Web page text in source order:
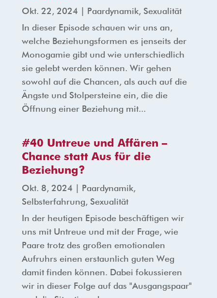
Okt. 22, 2024 Paardynamik, Sexualität
In dieser Episode schauen wir uns an,
welche Beziehungsformen es jenseits der
Monogamie gibt und wie unterschiedlich
sie gelebt werden können. Wir gehen
sowohl auf die Chancen, als auch auf die
Ängste und Stolpersteine ein, die die
Öffnung einer Beziehung mit...
#40 Untreue und Affären –
Chance statt Aus für die
Beziehung?
Okt. 8, 2024 Paardynamik,
Selbsterfahrung, Sexualität
In der heutigen Episode beschäftigen wir
uns mit Untreue und mit der Frage, wie
Paare trotz des großen emotionalen
Aufruhrs einen erstaunlich guten Weg
damit finden können. Dabei fokussieren
wir in dieser Folge auf das "Ausgangspaar"